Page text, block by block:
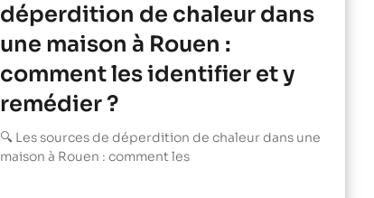
déperdition de chaleur dans
une maison à Rouen :
comment les identifier et y
remédier ?
🔍 Les sources de déperdition de chaleur dans une
maison à Rouen : comment les